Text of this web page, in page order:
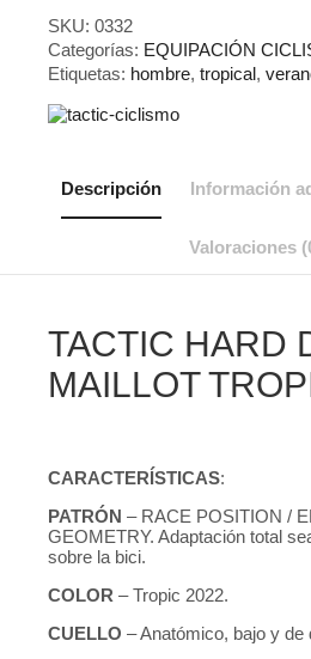
Tropical
2022
cantidad
SKU: 0332
Categorías: EQUIPACIÓN
Etiquetas: hombre, tropical,
Descripción Información
Valoraciones
TACTIC HARD
MAILLOT
CARACTERÍSTICAS:
PATRÓN – RACE POSITION /
GEOMETRY. Adaptación total
sobre la bici.
COLOR – Tropic 2022.
CUELLO – Anatómico, bajo y de